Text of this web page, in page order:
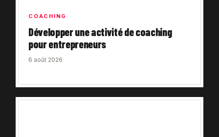
COACHING
Développer une activité de coaching
pour entrepreneurs
6 août 2026